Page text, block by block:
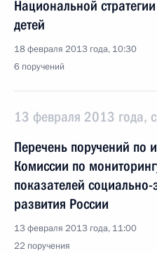
Национальной
детей
18 февраля 2013 года, 10:30
6 поручений
13 февраля 2013 года,
Перечень поручений по
Комиссии по
показателей
развития России
13 февраля 2013 года, 11:00
22 поручения